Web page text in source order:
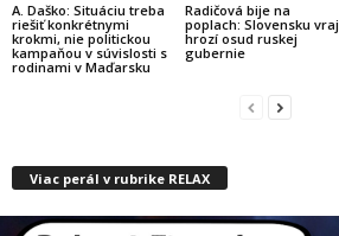
A. Daško: Situáciu treba
riešiť konkrétnymi
krokmi, nie politickou
kampaňou v súvislosti s
rodinami v Maďarsku
Radičová bije na
poplach: Slovensku vraj
hrozí osud ruskej
gubernie
Viac perál v rubrike RELAX